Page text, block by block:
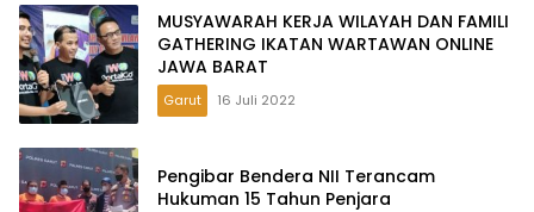
MUSYAWARAH KERJA WILAYAH DAN FAMILI
GATHERING IKATAN WARTAWAN ONLINE
JAWA BARAT
Garut 16 Juli 2022
Pengibar Bendera NII Terancam
Hukuman 15 Tahun Penjara